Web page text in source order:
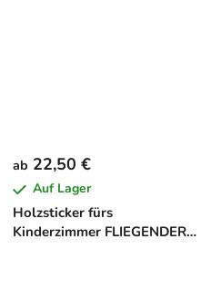
Holzsticker fürs
Kinderzimmer FLIEGENDER
ab 22,50 €
Auf Lager